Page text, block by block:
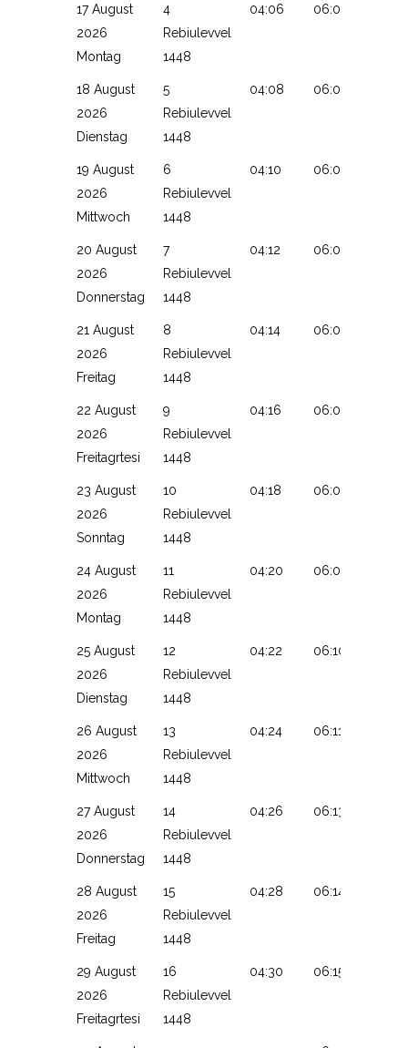
17 August
2026
Montag
4
Rebiulevvel
1448
04:06 06:00
18 August
2026
Dienstag
5
Rebiulevvel
1448
04:08 06:01
19 August
2026
Mittwoch
6
Rebiulevvel
1448
04:10 06:02
20 August
2026
Donnerstag
7
Rebiulevvel
1448
04:12 06:04
21 August
2026
Freitag
8
Rebiulevvel
1448
04:14 06:05
22 August
2026
Freitagrtesi
9
Rebiulevvel
1448
04:16 06:06
23 August
2026
Sonntag
10
Rebiulevvel
1448
04:18 06:07
24 August
2026
Montag
11
Rebiulevvel
1448
04:20 06:09
25 August
2026
Dienstag
12
Rebiulevvel
1448
04:22 06:10
26 August
2026
Mittwoch
13
Rebiulevvel
1448
04:24 06:11
27 August
2026
Donnerstag
14
Rebiulevvel
1448
04:26 06:13
28 August
2026
Freitag
15
Rebiulevvel
1448
04:28 06:14
29 August
2026
Freitagrtesi
16
Rebiulevvel
1448
04:30 06:15